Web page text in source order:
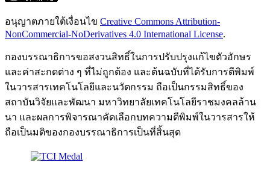
อนุญาตภายใต้เงื่อนไข Creative Commons Attribution-
NonCommercial-NoDerivatives 4.0 International License.
กองบรรณาธิการขอสงวนสิทธิ์ในการปรับปรุงแก้ไขตัวอักษร
และค่าสะกดต่าง ๆ ที่ไม่ถูกต้อง และต้นฉบับที่ได้รับการตีพิมพ์
ในวารสารเทคโนโลยีและนวัตกรรม ถือเป็นกรรมสิทธิ์ของ
สถาบันวิจัยและพัฒนา มหาวิทยาลัยเทคโนโลยีราชมงคลล้าน
นา และผลการพิจารณาคัดเลือกบทความตีพิมพ์ในวารสารให้
ถือเป็นมติของกองบรรณาธิการเป็นที่สิ้นสุด